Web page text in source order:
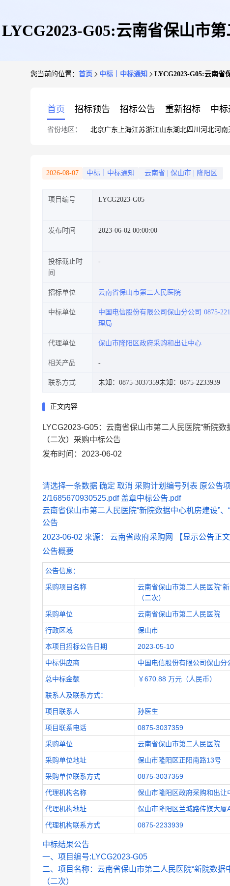
LYCG2023-G05:云南省保山市
您当前的位置： 首页 中标｜中标通知 LYCG2023-G05:云南省
首页 招标预告 招标公告 重新招标 中标
省份地区： 北京广东 上海江苏浙江山东湖北四川 河北河南
2026-08-07 中标｜中标通知 云南省 保山市 隆阳区
项目编号 LYCG2023-G05
发布时间 2023-06-02 00:00:00
投标截止时
间
招标单位 云南省保山市第二人民医院
中标单位 中国电信股份有限公司保山分公司 0875-
理局
代理单位 保山市隆阳区政府采购和出让中心
相关产品
联系方式 未知：0875-3037359未知：0875-2233939
正文内容
LYCG2023-G05：云南省保山市第二人民医院“新院
（二次）采购中标公告
发布时间：2023-06-02
请选择一条数据 确定 取消 采购计划编号列表 原公告
2/1685670930525.pdf 盖章中标公告.pdf
云南省保山市第二人民医院“新院数据中心机房建设”
公告
2023-06-02 来源： 云南省政府采购网 【显示公告正文
公告概要
公告信息：
采购项目名称
云南省保山市第二人民医院“
（二次）
采购单位 云南省保山市第二人民医院
行政区域 保山市
本项目招标公告日期 2023-05-10
中标供应商 中国电信股份有限公司保山分
总中标金额 ￥670.88 万元（人民币）
联系人及联系方式：
项目联系人 孙医生
项目联系电话 0875-3037359
采购单位 云南省保山市第二人民医院
采购单位地址 保山市隆阳区正阳南路13号
采购单位联系方式 0875-3037359
代理机构名称 保山市隆阳区政府采购和出让
代理机构地址 保山市隆阳区兰城路传媒大厦
代理机构联系方式 0875-2233939
中标结果公告
一、项目编号:LYCG2023-G05
二、项目名称：云南省保山市第二人民医院“新院数
（二次）